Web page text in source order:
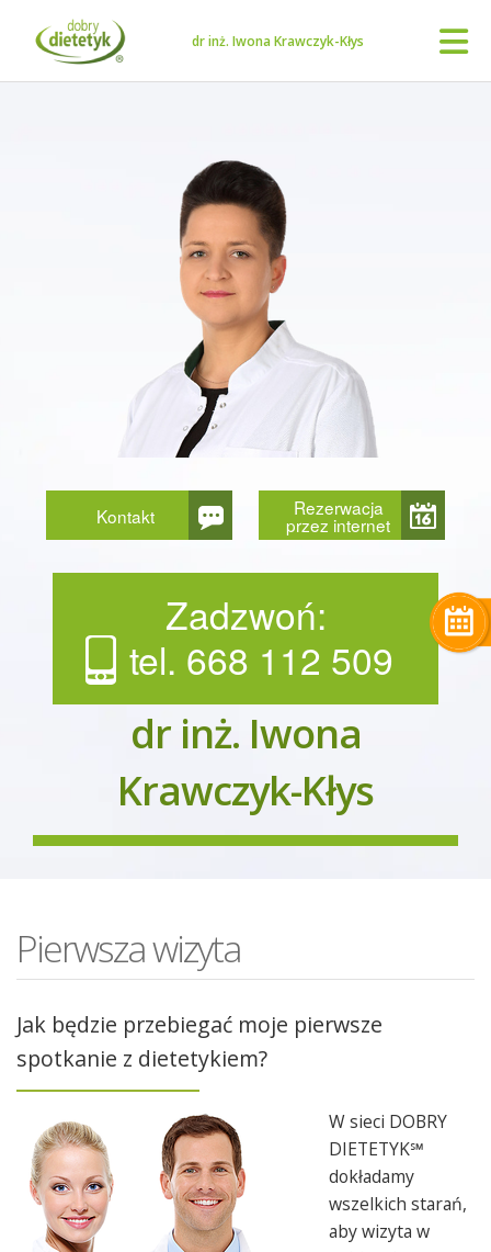
dr inż. Iwona Krawczyk-Kłys
Kontakt Rezerwacja
przez internet
Zadzwoń:
tel. 668 112 509
dr inż. Iwona
Krawczyk-Kłys
Pierwsza wizyta
Jak będzie przebiegać moje pierwsze
spotkanie z dietetykiem?
W sieci DOBRY
DIETETYK℠
dokładamy
wszelkich starań,
aby wizyta w